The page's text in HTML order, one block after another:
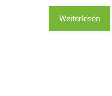
Weiterlesen